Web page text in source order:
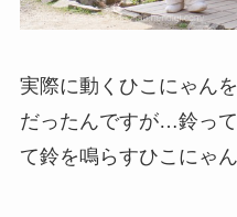
実際に動くひこにゃん
だったんですが…鈴っ
て鈴を鳴らすひこにゃ